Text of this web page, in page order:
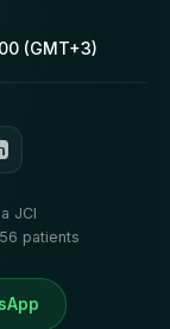
(GMT+3)
JCI
patients